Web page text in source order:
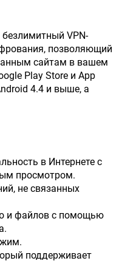
VPN-
позволяющий
сайтам в вашем
Play Store и App
4.4 и выше, а
в Интернете с
просмотром.
не связанных
и файлов с помощью
поддерживает